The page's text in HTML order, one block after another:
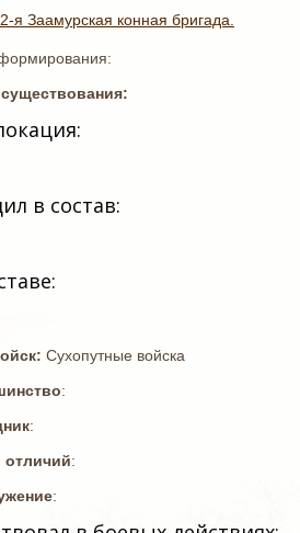
2-я Заамурская конная бригада.
в состав:
Сухопутные войска
:
:
отличий:
: